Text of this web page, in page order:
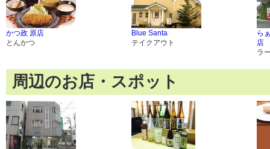
かつ政 原店
とんかつ
Blue Santa
テイクアウト
ら
店
ラ
周辺のお店・スポット